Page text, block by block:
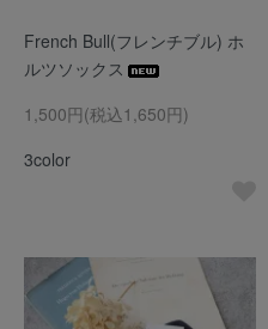
French Bull(フレンチブル) ホ
ルツソックス
1,500円(税込1,650円)
3color